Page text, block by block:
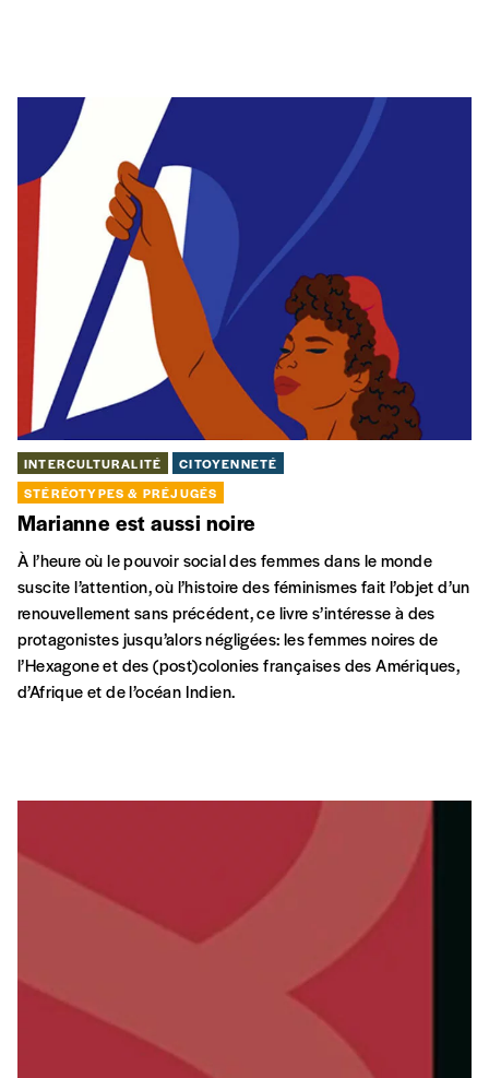
INTERCULTURALITÉ
CITOYENNETÉ
STÉRÉOTYPES & PRÉJUGÉS
Marianne est aussi noire
À l’heure où le pouvoir social des femmes dans le monde
suscite l’attention, où l’histoire des féminismes fait l’objet d’un
renouvellement sans précédent, ce livre s’intéresse à des
protagonistes jusqu’alors négligées: les femmes noires de
l’Hexagone et des (post)colonies françaises des Amériques,
d’Afrique et de l’océan Indien.